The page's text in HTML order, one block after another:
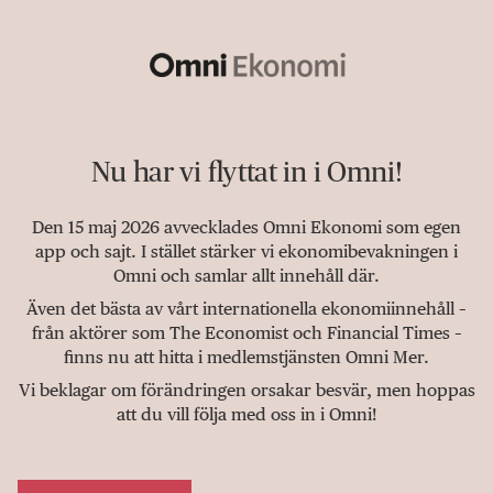
Nu har vi flyttat in i Omni!
Den 15 maj 2026 avvecklades Omni Ekonomi som egen
app och sajt. I stället stärker vi ekonomibevakningen i
Omni och samlar allt innehåll där.
Även det bästa av vårt internationella ekonomiinnehåll –
från aktörer som The Economist och Financial Times –
finns nu att hitta i medlemstjänsten Omni Mer.
Vi beklagar om förändringen orsakar besvär, men hoppas
att du vill följa med oss in i Omni!